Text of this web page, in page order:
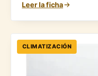
Leer la ficha
CLIMATIZACIÓN